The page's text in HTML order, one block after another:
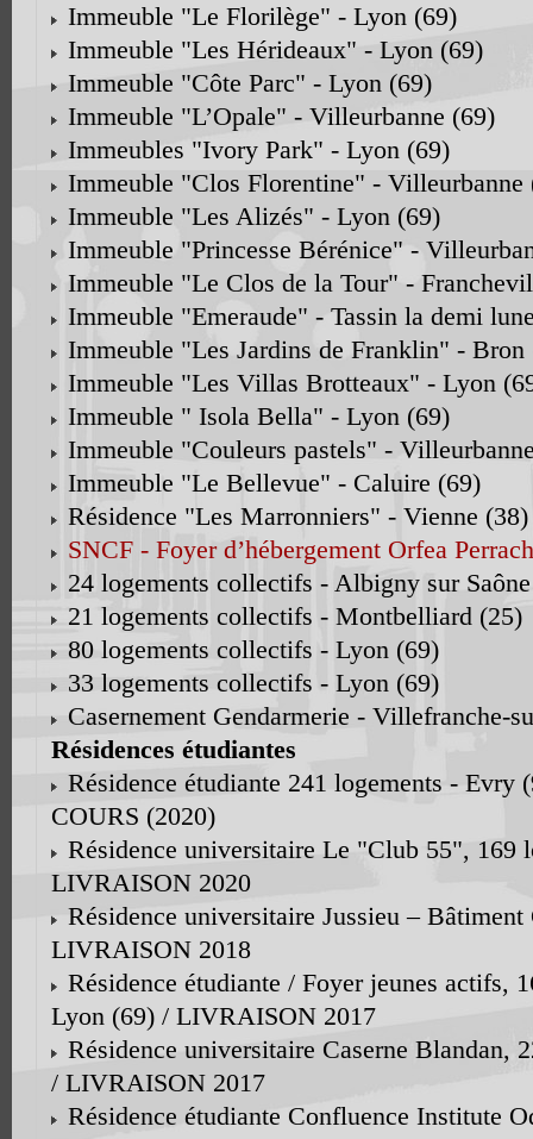
Immeuble "Le Florilège" - Lyon (69)
Immeuble "Les Hérideaux" - Lyon (69)
Immeuble "Côte Parc" - Lyon (69)
Immeuble "L’Opale" - Villeurbanne (69)
Immeubles "Ivory Park" - Lyon (69)
Immeuble "Clos Florentine" - Villeurbanne
Immeuble "Les Alizés" - Lyon (69)
Immeuble "Princesse Bérénice" -
Immeuble "Le Clos de la Tour" -
Immeuble "Emeraude" - Tassin la demi
Immeuble "Les Jardins de Franklin" - Bron
Immeuble "Les Villas Brotteaux" - Lyon
Immeuble " Isola Bella" - Lyon (69)
Immeuble "Couleurs pastels" -
Immeuble "Le Bellevue" - Caluire (69)
Résidence "Les Marronniers" - Vienne (38)
SNCF - Foyer d’hébergement Orfea
24 logements collectifs - Albigny sur
21 logements collectifs - Montbelliard (25)
80 logements collectifs - Lyon (69)
33 logements collectifs - Lyon (69)
Casernement Gendarmerie - Villefranche-
Résidences étudiantes
Résidence étudiante 241 logements -
COURS (2020)
Résidence universitaire Le "Club 55", 169
LIVRAISON 2020
Résidence universitaire Jussieu –
LIVRAISON 2018
Résidence étudiante / Foyer jeunes actifs,
Lyon (69) / LIVRAISON 2017
Résidence universitaire Caserne Blandan,
/ LIVRAISON 2017
Résidence étudiante Confluence Institute